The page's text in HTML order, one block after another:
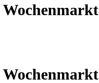
Wochenmarkt
Wochenmarkt